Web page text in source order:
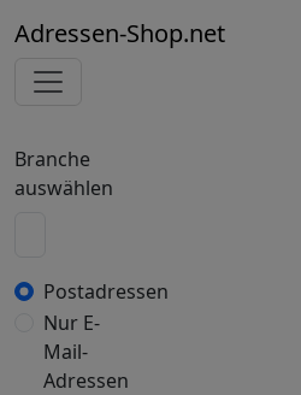
Adressen-Shop.net
Branche
auswählen
Postadressen
Nur E-
Mail-
Adressen